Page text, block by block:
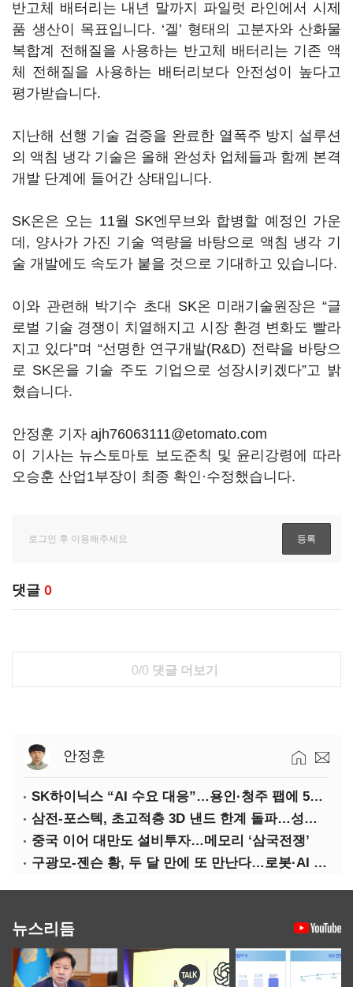
반고체 배터리는 내년 말까지 파일럿 라인에서 시제
품 생산이 목표입니다. ‘겔’ 형태의 고분자와 산화물
복합계 전해질을 사용하는 반고체 배터리는 기존 액
체 전해질을 사용하는 배터리보다 안전성이 높다고
평가받습니다.
지난해 선행 기술 검증을 완료한 열폭주 방지 설루션
의 액침 냉각 기술은 올해 완성차 업체들과 함께 본격
개발 단계에 들어간 상태입니다.
SK온은 오는 11월 SK엔무브와 합병할 예정인 가운
데, 양사가 가진 기술 역량을 바탕으로 액침 냉각 기
술 개발에도 속도가 붙을 것으로 기대하고 있습니다.
이와 관련해 박기수 초대 SK온 미래기술원장은 “글
로벌 기술 경쟁이 치열해지고 시장 환경 변화도 빨라
지고 있다”며 “선명한 연구개발(R&D) 전략을 바탕으
로 SK온을 기술 주도 기업으로 성장시키겠다”고 밝
혔습니다.
안정훈 기자 ajh76063111@etomato.com
이 기사는 뉴스토마토 보도준칙 및 윤리강령에 따라
오승훈 산업1부장이 최종 확인·수정했습니다.
댓글 0
0/0 댓글 더보기
안정훈
SK하이닉스 “AI 수요 대응”…용인·청주 팹에 54조 투자
삼전-포스텍, 초고적층 3D 낸드 한계 돌파…성능·전력효율 개선
중국 이어 대만도 설비투자…메모리 ‘삼국전쟁’
구광모-젠슨 황, 두 달 만에 또 만난다…로봇·AI 등 논의
뉴스리듬